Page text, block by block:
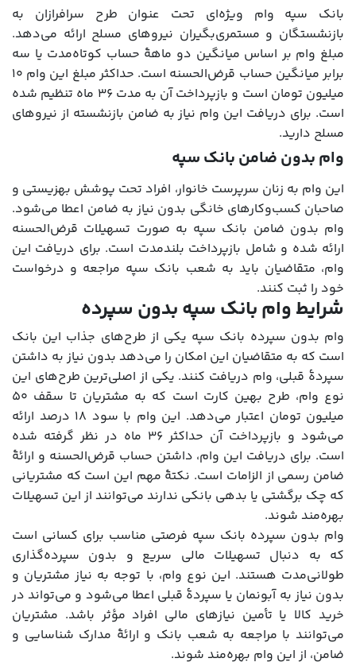
بانک سپه وام ویژه‌ای تحت عنوان طرح سرافرازان به
بازنشستگان و مستمری‌بگیران نیروهای مسلح ارائه می‌دهد.
مبلغ وام بر اساس میانگین دو ماهۀ حساب کوتاه‌مدت یا سه
برابر میانگین حساب قرض‌الحسنه است. حداکثر مبلغ این وام ۱۰
میلیون تومان است و بازپرداخت آن به مدت ۳۶ ماه تنظیم شده
است. برای دریافت این وام نیاز به ضامن بازنشسته از نیروهای
مسلح دارید.
وام بدون ضامن بانک سپه
این وام به زنان سرپرست خانوار، افراد تحت پوشش بهزیستی و
صاحبان کسب‌وکارهای خانگی بدون نیاز به ضامن اعطا می‌شود.
وام بدون ضامن بانک سپه به صورت تسهیلات قرض‌الحسنه
ارائه شده و شامل بازپرداخت بلندمدت است. برای دریافت این
وام، متقاضیان باید به شعب بانک سپه مراجعه و درخواست
خود را ثبت کنند.
شرایط وام بانک سپه بدون سپرده
وام بدون سپرده بانک سپه یکی از طرح‌های جذاب این بانک
است که به متقاضیان این امکان را می‌دهد بدون نیاز به داشتن
سپردۀ قبلی، وام دریافت کنند. یکی از اصلی‌ترین طرح‌های این
نوع وام، طرح بهین کارت است که به مشتریان تا سقف ۵۰
میلیون تومان اعتبار می‌دهد. این وام با سود ۱۸ درصد ارائه
می‌شود و بازپرداخت آن حداکثر ۳۶ ماه در نظر گرفته شده
است. برای دریافت این وام، داشتن حساب قرض‌الحسنه و ارائۀ
ضامن رسمی از الزامات است. نکتۀ مهم این است که مشتریانی
که چک برگشتی یا بدهی بانکی ندارند می‌توانند از این تسهیلات
بهره‌مند شوند.
وام بدون سپرده بانک سپه فرصتی مناسب برای کسانی است
که به دنبال تسهیلات مالی سریع و بدون سپرده‌گذاری
طولانی‌مدت هستند. این نوع وام، با توجه به نیاز مشتریان و
بدون نیاز به آبونمان یا سپردۀ قبلی اعطا می‌شود و می‌تواند در
خرید کالا یا تأمین نیازهای مالی افراد مؤثر باشد. مشتریان
می‌توانند با مراجعه به شعب بانک و ارائۀ مدارک شناسایی و
ضامن، از این وام بهره‌مند شوند.